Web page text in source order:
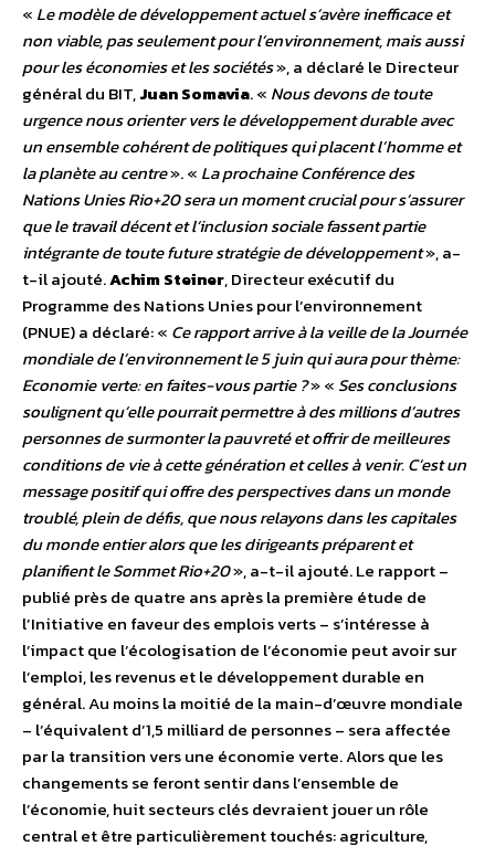
« Le modèle de développement actuel s’avère inefficace et
non viable, pas seulement pour l’environnement, mais aussi
pour les économies et les sociétés», a déclaré le Directeur
général du BIT,Juan Somavia. « Nous devons de toute
urgence nous orienter vers le développement durable avec
un ensemble cohérent de politiques qui placent l’homme et
la planète au centre». « La prochaine Conférence des
Nations Unies Rio+20 sera un moment crucial pour s’assurer
que le travail décent et l’inclusion sociale fassent partie
intégrante de toute future stratégie de développement», a-
t-il ajouté.Achim Steiner, Directeur exécutif du
Programme des Nations Unies pour l’environnement
(PNUE) a déclaré: « Ce rapport arrive à la veille de la Journée
mondiale de l’environnement le 5 juin qui aura pour thème:
Economie verte: en faites-vous partie ?» « Ses conclusions
soulignent qu’elle pourrait permettre à des millions d’autres
personnes de surmonter la pauvreté et offrir de meilleures
conditions de vie à cette génération et celles à venir. C’est un
message positif qui offre des perspectives dans un monde
troublé, plein de défis, que nous relayons dans les capitales
du monde entier alors que les dirigeants préparent et
planifient le Sommet Rio+20», a-t-il ajouté. Le rapport –
publié près de quatre ans après la première étude de
l’Initiative en faveur des emplois verts – s’intéresse à
l’impact que l’écologisation de l’économie peut avoir sur
l’emploi, les revenus et le développement durable en
général. Au moins la moitié de la main-d’œuvre mondiale
– l’équivalent d’1,5 milliard de personnes – sera affectée
par la transition vers une économie verte. Alors que les
changements se feront sentir dans l’ensemble de
l’économie, huit secteurs clés devraient jouer un rôle
central et être particulièrement touchés: agriculture,